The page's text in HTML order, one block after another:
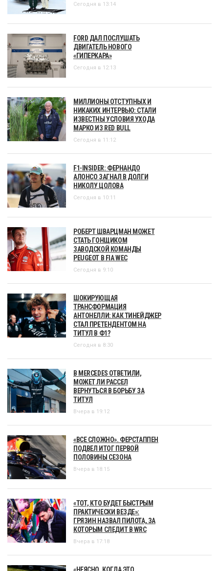
Сегодня в 13:14
FORD ДАЛ ПОСЛУШАТЬ
ДВИГАТЕЛЬ НОВОГО
«ГИПЕРКАРА»
Сегодня в 12:13
МИЛЛИОНЫ ОТСТУПНЫХ И
НИКАКИХ ИНТЕРВЬЮ: СТАЛИ
ИЗВЕСТНЫ УСЛОВИЯ УХОДА
МАРКО ИЗ RED BULL
Сегодня в 11:12
F1-INSIDER: ФЕРНАНДО
АЛОНСО ЗАГНАЛ В ДОЛГИ
НИКОЛУ ЦОЛОВА
Сегодня в 10:11
РОБЕРТ ШВАРЦМАН МОЖЕТ
СТАТЬ ГОНЩИКОМ
ЗАВОДСКОЙ КОМАНДЫ
PEUGEOT В FIA WEC
Сегодня в 9:10
ШОКИРУЮЩАЯ
ТРАНСФОРМАЦИЯ
АНТОНЕЛЛИ: КАК ТИНЕЙДЖЕР
СТАЛ ПРЕТЕНДЕНТОМ НА
ТИТУЛ В Ф1?
Сегодня в 8:30
В MERCEDES ОТВЕТИЛИ,
МОЖЕТ ЛИ РАССЕЛ
ВЕРНУТЬСЯ В БОРЬБУ ЗА
ТИТУЛ
Вчера в 19:12
«ВСЕ СЛОЖНО». ФЕРСТАППЕН
ПОДВЕЛ ИТОГ ПЕРВОЙ
ПОЛОВИНЫ СЕЗОНА
Вчера в 18:15
«ТОТ, КТО БУДЕТ БЫСТРЫМ
ПРАКТИЧЕСКИ ВЕЗДЕ»:
ГРЯЗИН НАЗВАЛ ПИЛОТА, ЗА
КОТОРЫМ СЛЕДИТ В WRC
Вчера в 17:18